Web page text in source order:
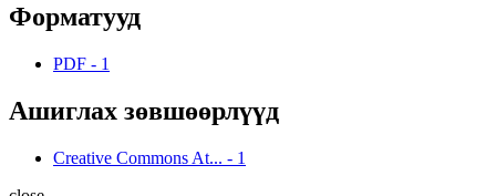
Форматууд
PDF - 1
Ашиглах зөвшөөрлүүд
Creative Commons At... - 1